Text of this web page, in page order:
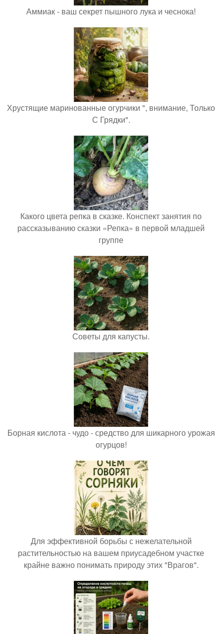
Аммиак - ваш секрет пышного лука и чеснока!
Хрустящие маринованные огурчики ", внимание, Только
С Грядки".
Какого цвета репка в сказке. Конспект занятия по
рассказыванию сказки «Репка» в первой младшей
группе
Советы для капусты.
Борная кислота - чудо - средство для шикарного урожая
огурцов!
Для эффективной борьбы с нежелательной
растительностью на вашем приусадебном участке
крайне важно понимать природу этих "Врагов".